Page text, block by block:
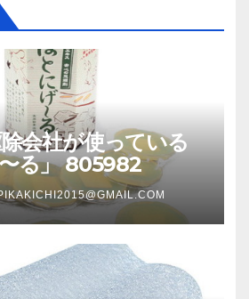
会社が使っている
〜る」 805982